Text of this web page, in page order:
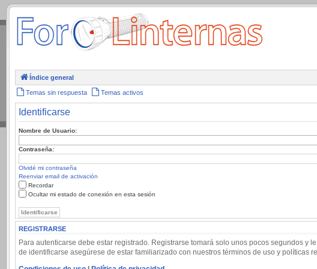
.
Índice general
Temas sin respuesta Temas activos
Identificarse
Nombre de Usuario:
Contraseña:
Olvidé mi contraseña
Reenviar email de activación
Recordar
Ocultar mi estado de conexión en esta sesión
REGISTRARSE
Para autenticarse debe estar registrado. Registrarse tomará solo unos pocos segundos
de identificarse asegúrese de estar familiarizado con nuestros términos de uso y políticas